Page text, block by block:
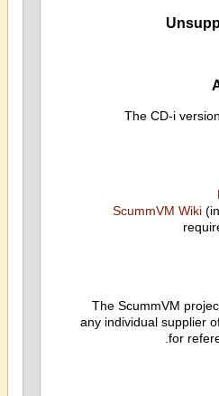
The CD-i
ScummVM Wiki
The ScummVM
any individual supplier
for